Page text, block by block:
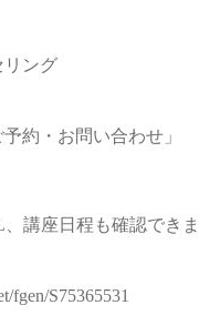
ング
予約・お問い合わせ」
講座日程も確認できま
fgen/S75365531